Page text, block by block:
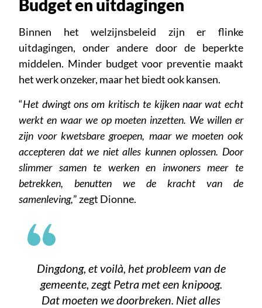
Budget en uitdagingen
Binnen het welzijnsbeleid zijn er flinke
uitdagingen, onder andere door de beperkte
middelen. Minder budget voor preventie maakt
het werk onzeker, maar het biedt ook kansen.
“Het dwingt ons om kritisch te kijken naar wat echt
werkt en waar we op moeten inzetten. We willen er
zijn voor kwetsbare groepen, maar we moeten ook
accepteren dat we niet alles kunnen oplossen. Door
slimmer samen te werken en inwoners meer te
betrekken, benutten we de kracht van de
samenleving,” zegt Dionne.
Dingdong, et voilà, het probleem van de
gemeente, zegt Petra met een knipoog.
Dat moeten we doorbreken. Niet alles